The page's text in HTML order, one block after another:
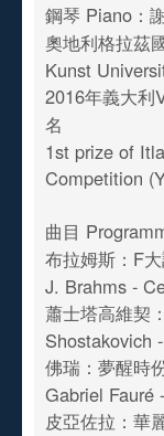
鋼琴 Piano：
奧地利格拉茲
Kunst
2016年義大利
名
1st prize of
Competition
曲目
布拉姆斯：F
J. Brahms -
蕭士塔高維契
Shostakovich
佛瑞：夢醒時
Gabriel Fauré
皮亞佐拉：華